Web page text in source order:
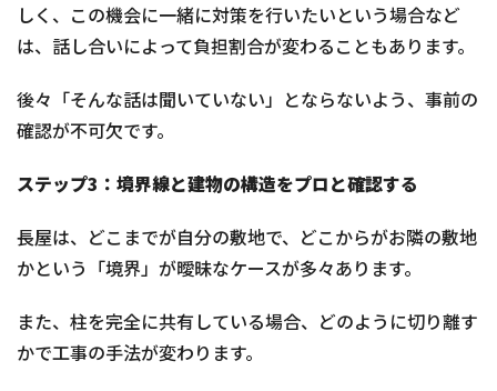
しく、この機会に一緒に対策を行いたいという場合など
は、話し合いによって負担割合が変わることもあります。
後々「そんな話は聞いていない」とならないよう、事前の
確認が不可欠です。
ステップ3：境界線と建物の構造をプロと確認する
長屋は、どこまでが自分の敷地で、どこからがお隣の敷地
かという「境界」が曖昧なケースが多々あります。
また、柱を完全に共有している場合、どのように切り離す
かで工事の手法が変わります。